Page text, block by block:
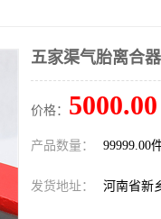
五家渠气胎离合
价格： 5000.00
产品数量： 99999.00
发货地址： 河南省新